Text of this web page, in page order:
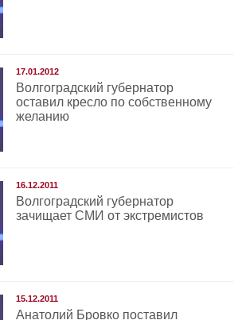
17.01.2012
Волгоградский губернатор
оставил кресло по собственному
желанию
16.12.2011
Волгоградский губернатор
зачищает СМИ от экстремистов
15.12.2011
Анатолий Бровко поставил